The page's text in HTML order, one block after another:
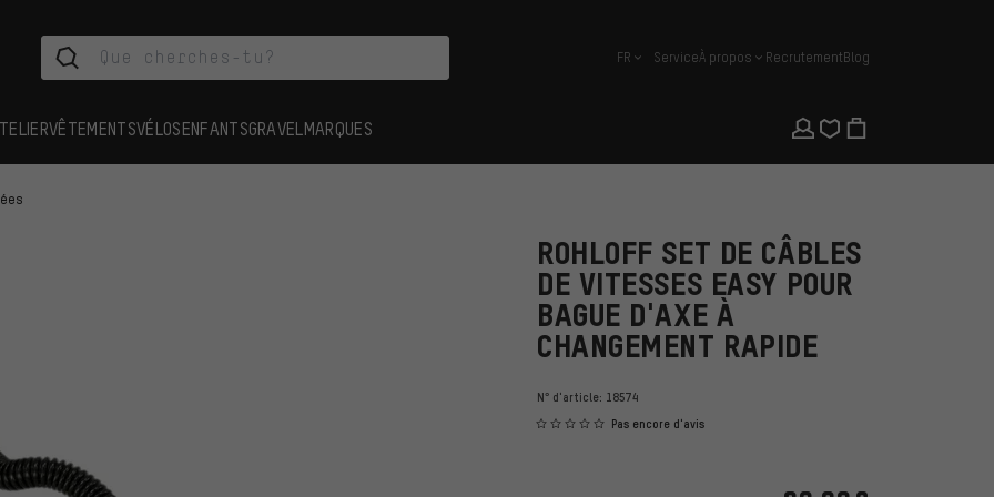
français
FR ServiceÀ propos RecrutementBlog
VÊTEMENTSVÉLOSENFANTSGRAVEL MARQUES
ROHLOFF SET DE CÂBLES
DE VITESSES EASY POUR
BAGUE D'AXE À
CHANGEMENT RAPIDE
N° d'article: 18574
Pas encore d'avis